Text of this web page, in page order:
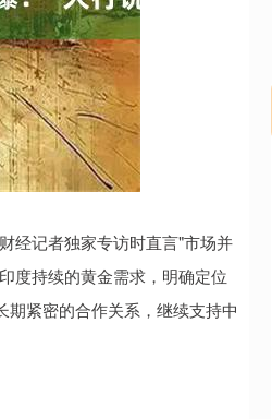
经记者独家专访时直言"市场并
度持续的黄金需求，明确定位
紧密的合作关系，继续支持中
1114.90 -4.56